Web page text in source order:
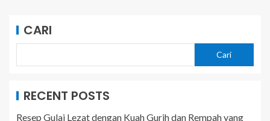
CARI
Cari
RECENT POSTS
Resep Gulai Lezat dengan Kuah Gurih dan Rempah yang